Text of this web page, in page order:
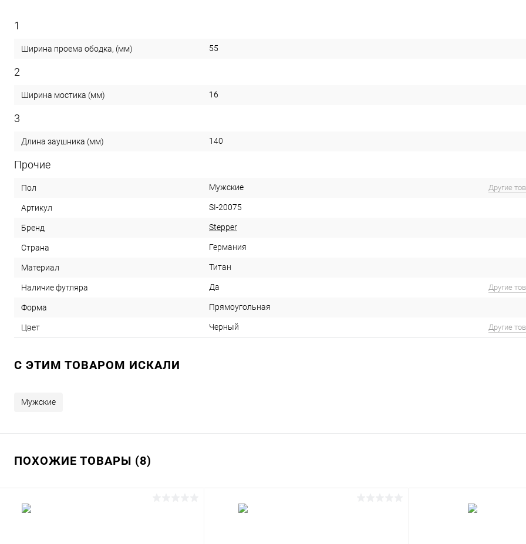
1
Ширина проема ободка, (мм) 55
2
Ширина мостика (мм) 16
3
Длина заушника (мм) 140
Прочие
Пол Мужские Другие
Артикул SI-20075
Бренд Stepper
Страна Германия
Материал Титан
Наличие футляра Да Другие
Форма Прямоугольная
Цвет Черный Другие
C ЭТИМ ТОВАРОМ ИСКАЛИ
Мужские
ПОХОЖИЕ ТОВАРЫ (8)